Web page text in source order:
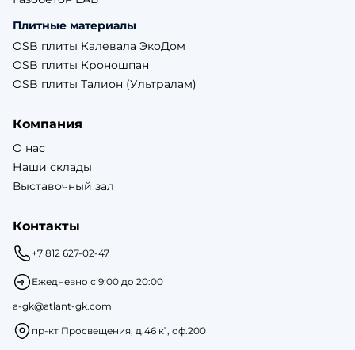
Плитные материалы
OSB плиты Калевала ЭкоДом
OSB плиты Кроношпан
OSB плиты Талион (Ультралам)
Компания
О нас
Наши склады
Выставочный зал
Контакты
+7 812 627-02-47
Ежедневно с 9:00 до 20:00
a-gk@atlant-gk.com
пр-кт Просвещения, д.46 к1, оф.200